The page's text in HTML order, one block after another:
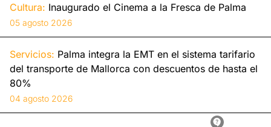
Cultura: Inaugurado el Cinema a la Fresca de Palma
05 agosto 2026
Servicios: Palma integra la EMT en el sistema tarifario
del transporte de Mallorca con descuentos de hasta el
80%
04 agosto 2026